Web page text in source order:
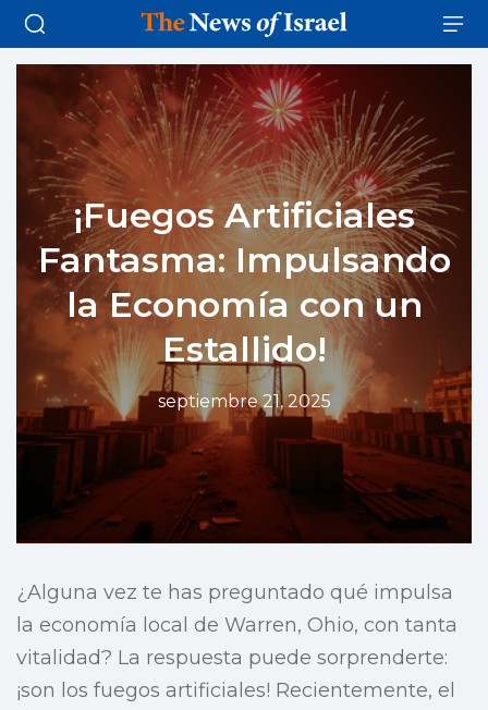
¡Fuegos Artificiales
Fantasma: Impulsando
la Economía con un
Estallido!
septiembre 21, 2025
¿Alguna vez te has preguntado qué impulsa
la economía local de Warren, Ohio, con tanta
vitalidad? La respuesta puede sorprenderte:
¡son los fuegos artificiales! Recientemente, el